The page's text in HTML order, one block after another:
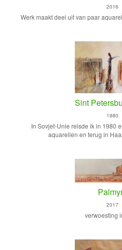
2016
Werk maakt deel uit van paar
Sint
1980
In Sovjet-Unie reisde ik in 1980
aquarellen en terug in
2017
verwoesting